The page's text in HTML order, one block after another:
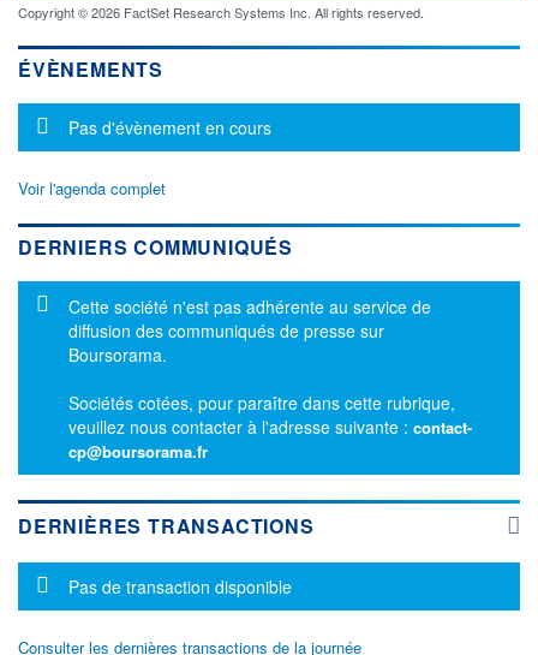
Copyright © 2026 FactSet Research Systems Inc. All rights reserved.
ÉVÈNEMENTS
Message d'information
Pas d'évènement en cours
Voir l'agenda complet
DERNIERS COMMUNIQUÉS
Message d'information
Cette société n'est pas adhérente au service de
diffusion des communiqués de presse sur
Boursorama.
Sociétés cotées, pour paraître dans cette rubrique,
veuillez nous contacter à l'adresse suivante : contact-
cp@boursorama.fr
DERNIÈRES TRANSACTIONS
Message d'information
Pas de transaction disponible
Consulter les dernières transactions de la journée